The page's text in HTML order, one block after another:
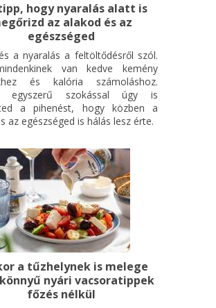
hogy nyaralás alatt is
az alakod és az
egészséged
a nyaralás a feltöltődésről szól.
van kedve kemény
és kalória számoláshoz.
egyszerű szokással úgy is
a pihenést, hogy közben a
az egészséged is hálás lesz érte.
a tűzhelynek is melege
nyári vacsoratippek
főzés nélkül